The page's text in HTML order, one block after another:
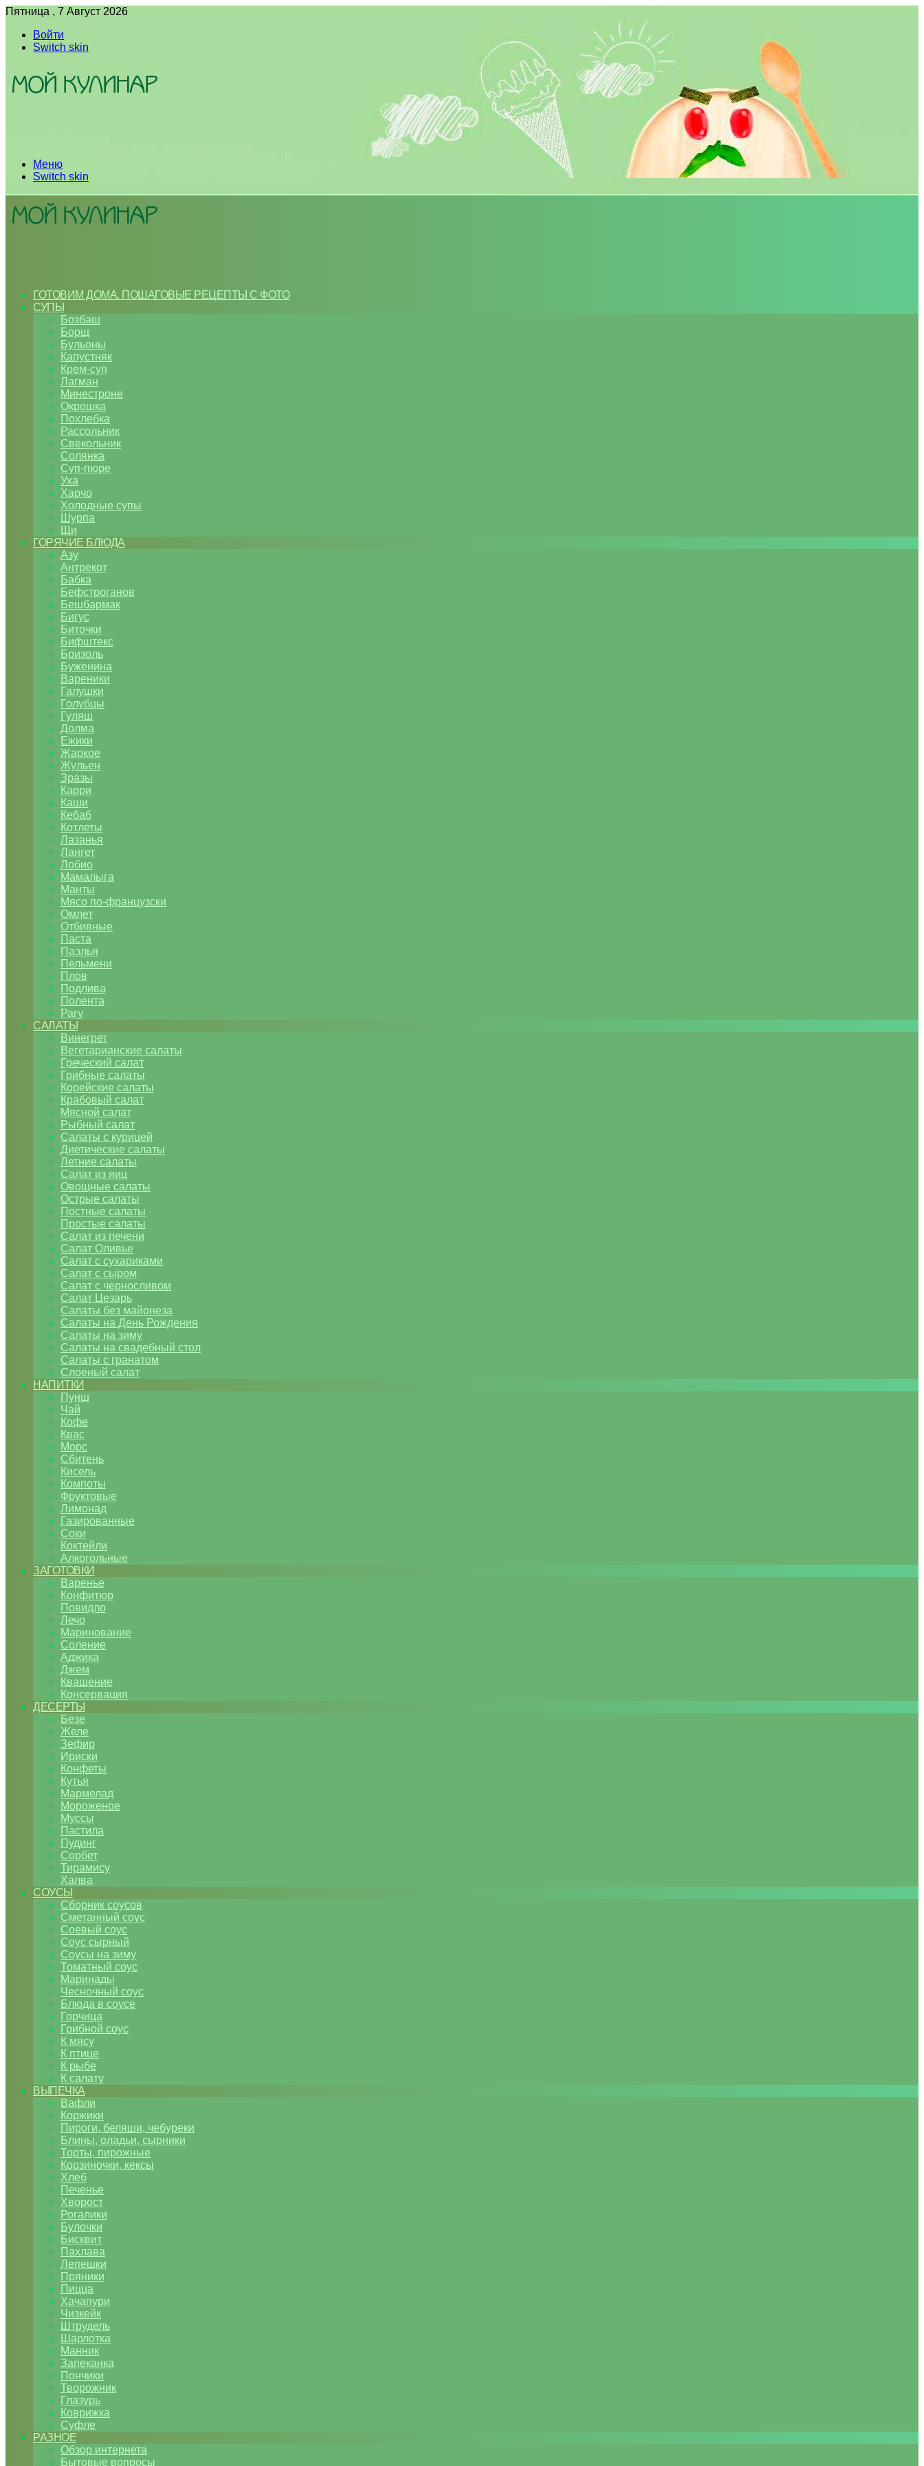
Пятница , 7 Август 2026
Войти
Switch skin
Меню
Switch skin
ГОТОВИМ ДОМА. ПОШАГОВЫЕ РЕЦЕПТЫ С ФОТО
СУПЫ
Бозбаш
Борщ
Бульоны
Капустняк
Крем-суп
Лагман
Минестроне
Окрошка
Похлебка
Рассольник
Свекольник
Солянка
Суп-пюре
Уха
Харчо
Холодные супы
Шурпа
Щи
ГОРЯЧИЕ БЛЮДА
Азу
Антрекот
Бабка
Бефстроганов
Бешбармак
Бигус
Биточки
Бифштекс
Бризоль
Буженина
Вареники
Галушки
Голубцы
Гуляш
Долма
Ежики
Жаркое
Жульен
Зразы
Карри
Каши
Кебаб
Котлеты
Лазанья
Лангет
Лобио
Мамалыга
Манты
Мясо по-французски
Омлет
Отбивные
Паста
Паэлья
Пельмени
Плов
Подлива
Полента
Рагу
САЛАТЫ
Винегрет
Вегетарианские салаты
Греческий салат
Грибные салаты
Корейские салаты
Крабовый салат
Мясной салат
Рыбный салат
Салаты с курицей
Диетические салаты
Летние салаты
Салат из яиц
Овощные салаты
Острые салаты
Постные салаты
Простые салаты
Салат из печени
Салат Оливье
Салат с сухариками
Салат с сыром
Салат с черносливом
Салат Цезарь
Салаты без майонеза
Салаты на День Рождения
Салаты на зиму
Салаты на свадебный стол
Салаты с гранатом
Слоеный салат
НАПИТКИ
Пунш
Чай
Кофе
Квас
Морс
Сбитень
Кисель
Компоты
Фруктовые
Лимонад
Газированные
Соки
Коктейли
Алкогольные
ЗАГОТОВКИ
Варенье
Конфитюр
Повидло
Лечо
Маринование
Соление
Аджика
Джем
Квашение
Консервация
ДЕСЕРТЫ
Безе
Желе
Зефир
Ириски
Конфеты
Кутья
Мармелад
Мороженое
Муссы
Пастила
Пудинг
Сорбет
Тирамису
Халва
СОУСЫ
Сборник соусов
Сметанный соус
Соевый соус
Соус сырный
Соусы на зиму
Томатный соус
Маринады
Чесночный соус
Блюда в соусе
Горчица
Грибной соус
К мясу
К птице
К рыбе
К салату
ВЫПЕЧКА
Вафли
Коржики
Пироги, беляши, чебуреки
Блины, оладьи, сырники
Торты, пирожные
Корзиночки, кексы
Хлеб
Печенье
Хворост
Рогалики
Булочки
Бисквит
Пахлава
Лепешки
Пряники
Пицца
Хачапури
Чизкейк
Штрудель
Шарлотка
Манник
Запеканка
Пончики
Творожник
Глазурь
Коврижка
Суфле
РАЗНОЕ
Обзор интернета
Бытовые вопросы